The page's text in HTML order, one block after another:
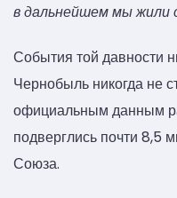
в дальнейшем мы жили
События той давности
Чернобыль никогда не
официальным данным
подверглись почти 8,5
Союза.